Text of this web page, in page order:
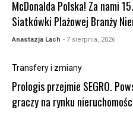
McDonalda Polska! Za nami
Siatkówki Plażowej Branży
Anastazja Lach - 7 sierpnia, 2026
Transfery i zmiany
Prologis przejmie SEGRO.
graczy na rynku